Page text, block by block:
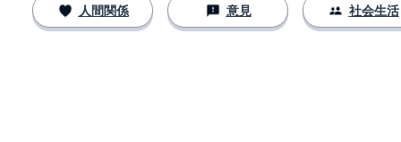
人間関係 意見 社会生活